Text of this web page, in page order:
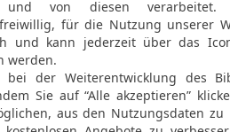
ihnen auch
abgenommen
Frauen und
verschwinden!«
23 Doch David